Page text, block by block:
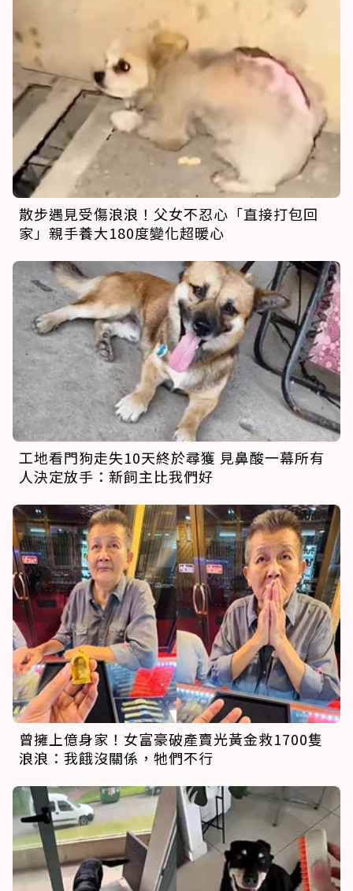
散步遇見受傷浪浪！父女不忍心「直接打包回
家」親手養大180度變化超暖心
工地看門狗走失10天終於尋獲 見鼻酸一幕所有
人決定放手：新飼主比我們好
曾擁上億身家！女富豪破產賣光黃金救1700隻
浪浪：我餓沒關係，牠們不行